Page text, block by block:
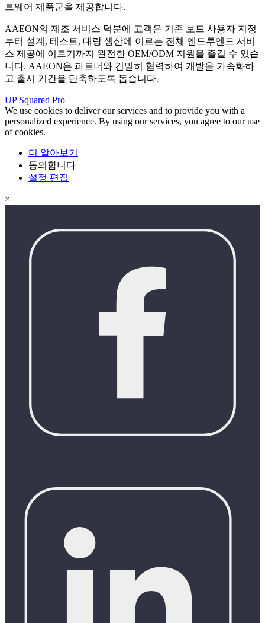
트웨어 제품군을 제공합니다.
AAEON의 제조 서비스 덕분에 고객은 기존 보드 사용자 지정
부터 설계, 테스트, 대량 생산에 이르는 전체 엔드투엔드 서비
스 제공에 이르기까지 완전한 OEM/ODM 지원을 즐길 수 있습
니다. AAEON은 파트너와 긴밀히 협력하여 개발을 가속화하
고 출시 기간을 단축하도록 돕습니다.
UP Squared Pro
We use cookies to deliver our services and to provide you with a
personalized experience. By using our services, you agree to our use
of cookies.
더 알아보기
동의합니다
설정 편집
×